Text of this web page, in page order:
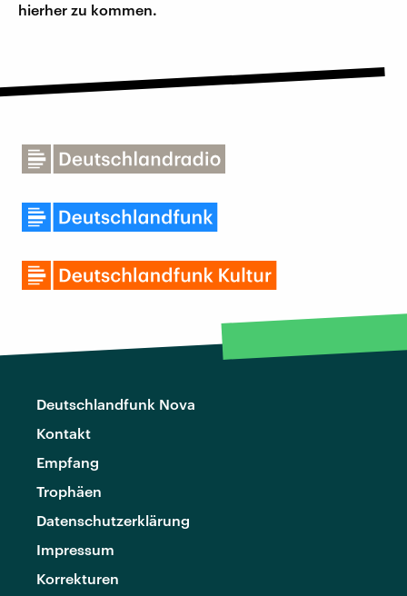
hierher zu kommen.
Deutschlandfunk Nova
Kontakt
Empfang
Trophäen
Datenschutzerklärung
Impressum
Korrekturen